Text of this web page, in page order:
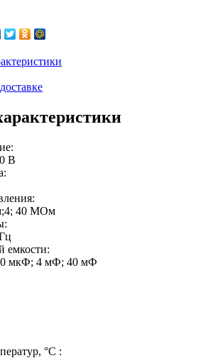
В
40 МОм
емкости:
мкФ; 4 мФ; 40 мФ
°C :